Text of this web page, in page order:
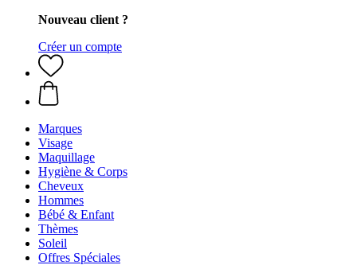
Nouveau client ?
Créer un compte
Marques
Visage
Maquillage
Hygiène & Corps
Cheveux
Hommes
Bébé & Enfant
Thèmes
Soleil
Offres Spéciales